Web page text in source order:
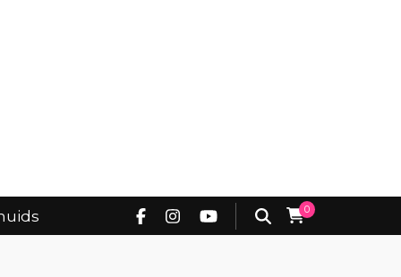
0